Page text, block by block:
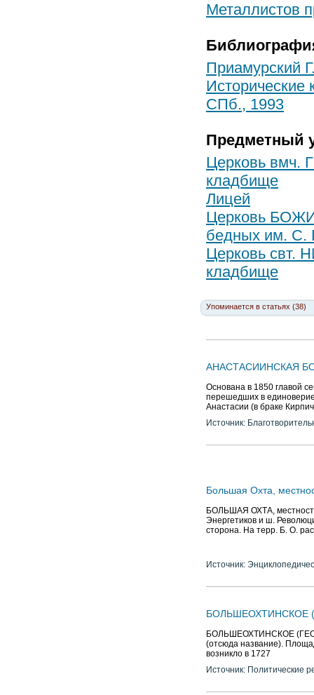
Металлистов
Приамурский
Исторические
СПб., 1993
Предметный
Церковь
кладбище
Лицей
Церковь
бедных им. С.
Церковь свт.
кладбище
Упоминается в статьях (38)
АНАСТАСИИНСКАЯ
Основана в 1850 главой
перешедших в
Анастасии (в браке
Источник:
Большая Охта,
БОЛЬШАЯ ОХТА,
Энергетиков и ш.
сторона. На терр. Б. О.
Источник:
БОЛЬШЕОХТИНСКОЕ
БОЛЬШЕОХТИНСКОЕ
(отсюда название).
возникло в 1727
Источник: Политические